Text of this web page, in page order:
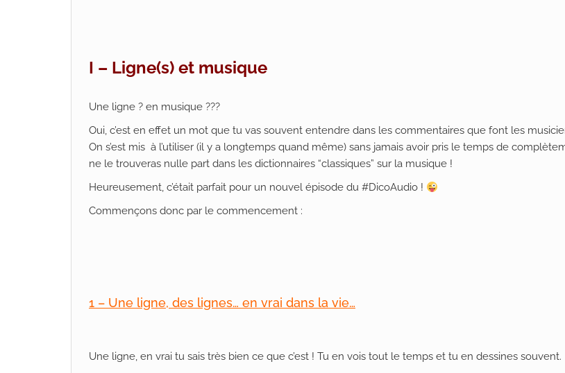
I – Ligne(s) et musique
Une ligne ? en musique ???
Oui, c’est en effet un mot que tu vas souvent entendre dans les commentaires que font les
On s’est mis à l’utiliser (il y a longtemps quand même) sans jamais avoir pris le temps de
ne le trouveras nulle part dans les dictionnaires “classiques” sur la musique !
Heureusement, c’était parfait pour un nouvel épisode du #DicoAudio !
Commençons donc par le commencement :
1 – Une ligne, des lignes… en vrai dans la vie…
Une ligne, en vrai tu sais très bien ce que c’est ! Tu en vois tout le temps et tu en dessines souvent.